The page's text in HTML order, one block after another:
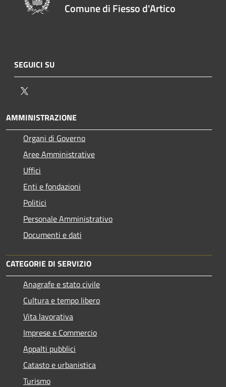
Comune di Fiesso d'Artico
SEGUICI SU
AMMINISTRAZIONE
Organi di Governo
Aree Amministrative
Uffici
Enti e fondazioni
Politici
Personale Amministrativo
Documenti e dati
CATEGORIE DI SERVIZIO
Anagrafe e stato civile
Cultura e tempo libero
Vita lavorativa
Imprese e Commercio
Appalti pubblici
Catasto e urbanistica
Turismo